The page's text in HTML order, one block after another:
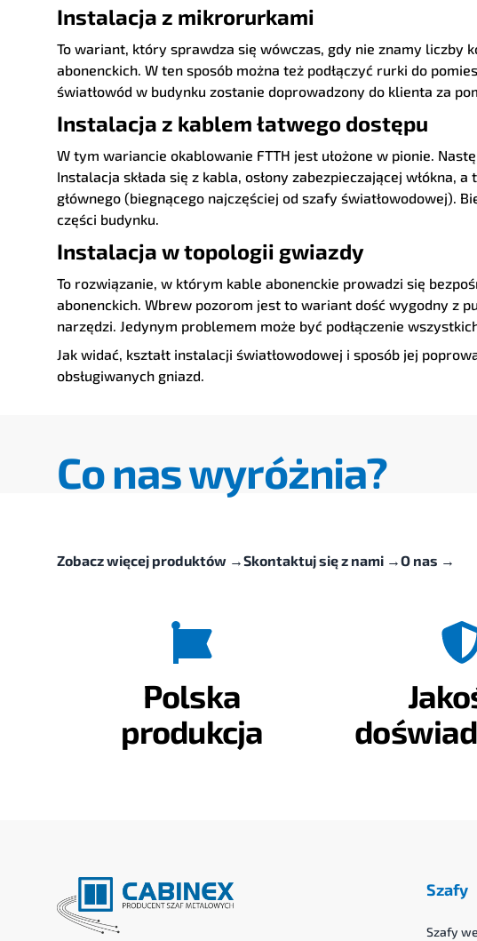
Instalacja z mikrorurkami
To wariant, który sprawdza się wówczas, gdy nie znamy liczby
abonenckich. W ten sposób można też podłączyć rurki do
światłowód w budynku zostanie doprowadzony do klienta za
Instalacja z kablem łatwego dostępu
W tym wariancie okablowanie FTTH jest ułożone w pionie.
Instalacja składa się z kabla, osłony zabezpieczającej
głównego (biegnącego najczęściej od szafy światłowodowej).
części budynku.
Instalacja w topologii gwiazdy
To rozwiązanie, w którym kable abonenckie prowadzi się
abonenckich. Wbrew pozorom jest to wariant dość wygodny z
narzędzi. Jedynym problemem może być podłączenie
Jak widać, kształt instalacji światłowodowej i sposób jej
obsługiwanych gniazd.
Co nas wyróżnia?
Zobacz więcej produktów →Skontaktuj się z nami →O nas →
Polska
produkcja
Szafy
Szafy